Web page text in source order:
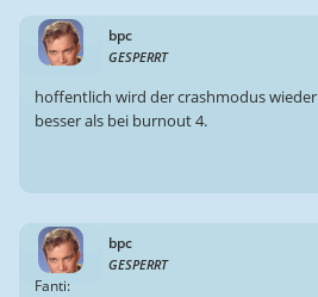
bpc
GESPERRT
hoffentlich wird der crashmodus wieder
besser als bei burnout 4.
bpc
GESPERRT
Fanti: